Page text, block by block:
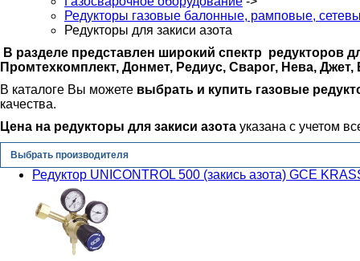
Редукторы газовые балонные, рамповые,
Редукторы для закиси азота
В разделе представлен широкий спектр редукторов
Промтехкомплект, Донмет, Редиус, Сварог, Нева,
В каталоге Вы можете выбрать и купить газовые
качества.
Цена на редукторы для закиси азота указана с учетом
Выбрать производителя
Редуктор UNICONTROL 500 (закись азота) GCE